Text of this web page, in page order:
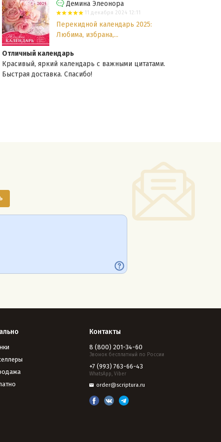
Демина Элеонора
11 декабря 2024 12:11
Перекидной календарь 2025:
Любима, избрана,...
календарь
яркий календарь с важными цитатами.
доставка. Спасибо!
Контакты
8 (800) 201-34-60
Звонок бесплатный по России
+7 (993) 763-66-43
WhatsApp, Viber
order@scriptura.ru